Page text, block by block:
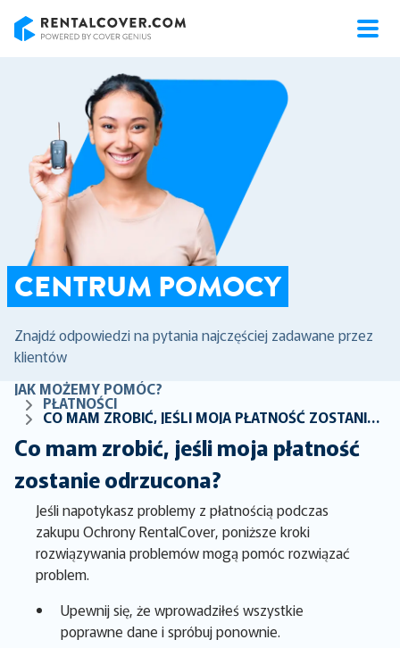
CENTRUM POMOCY
Znajdź odpowiedzi na pytania najczęściej zadawane przez
klientów
JAK MOŻEMY POMÓC?
PŁATNOŚCI
CO MAM ZROBIĆ, JEŚLI MOJA PŁATNOŚĆ ZOSTANIE ODRZUCONA?
Co mam zrobić, jeśli moja płatność
zostanie odrzucona?
Jeśli napotykasz problemy z płatnością podczas
zakupu Ochrony RentalCover, poniższe kroki
rozwiązywania problemów mogą pomóc rozwiązać
problem.
Upewnij się, że wprowadziłeś wszystkie
poprawne dane i spróbuj ponownie.